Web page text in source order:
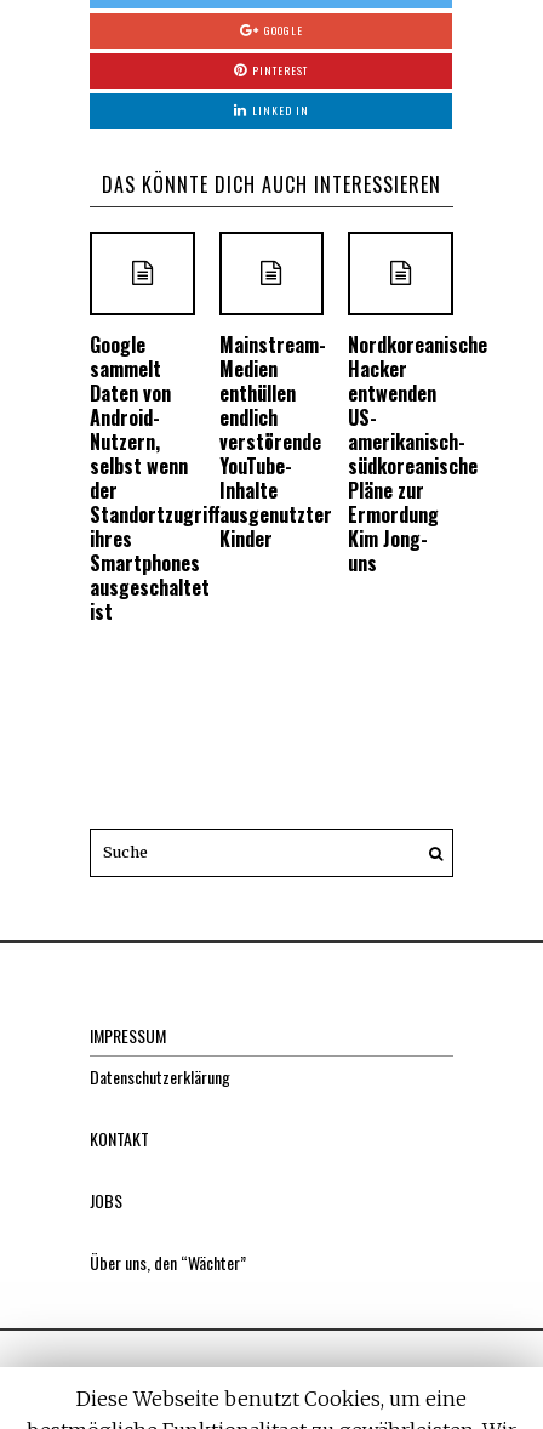
GOOGLE
PINTEREST
LINKED IN
DAS KÖNNTE DICH AUCH INTERESSIEREN
Google
sammelt
Daten von
Android-
Nutzern,
selbst wenn
der
Standortzugriff
ihres
Smartphones
ausgeschaltet
ist
Mainstream-
Medien
enthüllen
endlich
verstörende
YouTube-
Inhalte
ausgenutzter
Kinder
Nordkoreanische
Hacker
entwenden
US-
amerikanisch-
südkoreanische
Pläne zur
Ermordung
Kim Jong-
uns
IMPRESSUM
Datenschutzerklärung
KONTAKT
JOBS
Über uns, den “Wächter”
Diese Webseite benutzt Cookies, um eine